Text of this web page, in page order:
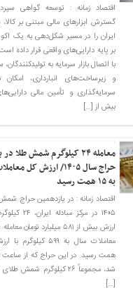
اقتصاد زمانه : توسعه گواهی
گسترش ابزارهای مالی مبتنی بر
ایران را در مسیر شکل‌دهی به یک
بر پایه دارایی‌های واقعی قرار داده
با اتصال بازار سرمایه به تولیدکنندگان،
و زیرساخت‌های انبارداری، امکان
سرمایه‌گذاری و تأمین مالی
بیش از […]
معامله ۲۴ کیلوگرم شمش طلا
حراج سال ۱۴۰۵/ ارزش کل
به ۱۵ همت رسید
اقتصاد زمانه : در یازدهمین حراج
۱۴۰۵ در مرکز
ارزش بیش از ۵۸۱ میلیارد
شد، مجموعاً ۲۶ کیلوگرم شمش
[…]